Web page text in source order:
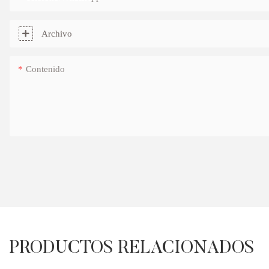
Archivo
Contenido
PRODUCTOS RELACIONADOS